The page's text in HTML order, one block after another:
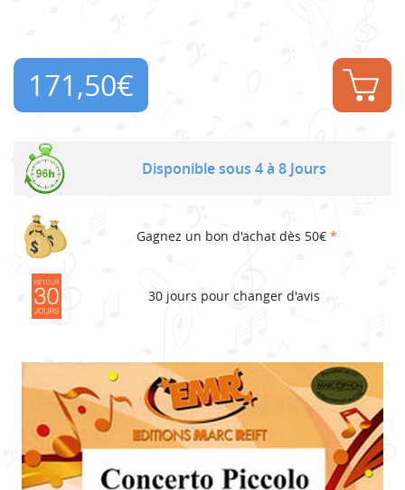
171,50€
Disponible sous 4 à 8 Jours
Gagnez un bon d'achat dès 50€ *
30 jours pour changer d'avis